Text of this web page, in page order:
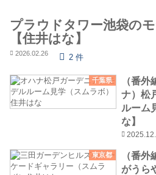
プラウドタワー池袋の
【住井はな】
2026.02.26 2 件
千葉県
（番
ナ）松
ルーム
な】
東京都
（番
がうら